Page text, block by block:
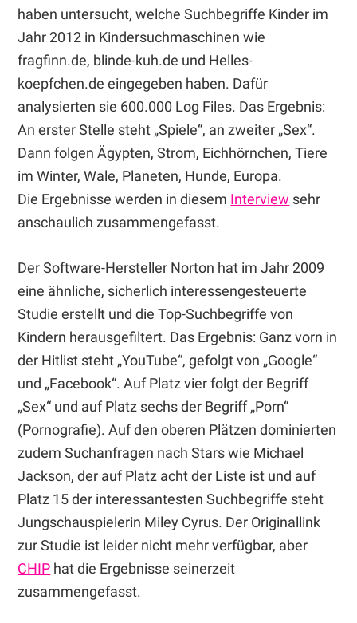
haben untersucht, welche Suchbegriffe Kinder im
Jahr 2012 in Kindersuchmaschinen wie
fragfinn.de, blinde-kuh.de und Helles-
koepfchen.de eingegeben haben. Dafür
analysierten sie 600.000 Log Files. Das Ergebnis:
An erster Stelle steht „Spiele“, an zweiter „Sex“.
Dann folgen Ägypten, Strom, Eichhörnchen, Tiere
im Winter, Wale, Planeten, Hunde, Europa.
Die Ergebnisse werden in diesem Interview sehr
anschaulich zusammengefasst.
Der Software-Hersteller Norton hat im Jahr 2009
eine ähnliche, sicherlich interessengesteuerte
Studie erstellt und die Top-Suchbegriffe von
Kindern herausgefiltert. Das Ergebnis: Ganz vorn in
der Hitlist steht „YouTube“, gefolgt von „Google“
und „Facebook“. Auf Platz vier folgt der Begriff
„Sex“ und auf Platz sechs der Begriff „Porn“
(Pornografie). Auf den oberen Plätzen dominierten
zudem Suchanfragen nach Stars wie Michael
Jackson, der auf Platz acht der Liste ist und auf
Platz 15 der interessantesten Suchbegriffe steht
Jungschauspielerin Miley Cyrus. Der Originallink
zur Studie ist leider nicht mehr verfügbar, aber
CHIP hat die Ergebnisse seinerzeit
zusammengefasst.